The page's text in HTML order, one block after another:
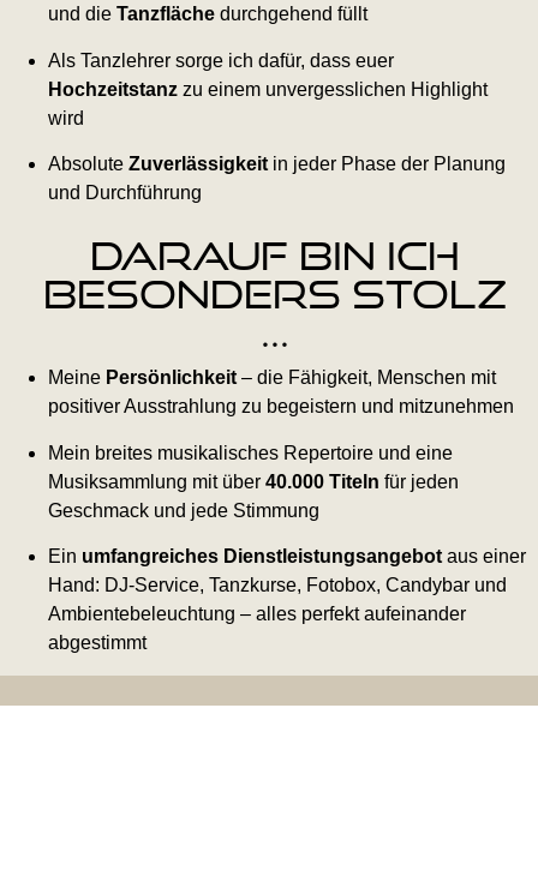
und die Tanzfläche durchgehend füllt
Als Tanzlehrer sorge ich dafür, dass euer
Hochzeitstanz zu einem unvergesslichen Highlight
wird
Absolute Zuverlässigkeit in jeder Phase der Planung
und Durchführung
Darauf bin ich
besonders stolz
...
Meine Persönlichkeit– die Fähigkeit, Menschen mit
positiver Ausstrahlung zu begeistern und mitzunehmen
Mein breites musikalisches Repertoire und eine
Musiksammlung mit über 40.000 Titeln für jeden
Geschmack und jede Stimmung
Ein umfangreiches Dienstleistungsangebot aus einer
Hand: DJ-Service, Tanzkurse, Fotobox, Candybar und
Ambientebeleuchtung – alles perfekt aufeinander
abgestimmt